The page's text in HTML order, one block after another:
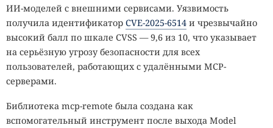
ИИ-моделей с внешними сервисами. Уязвимость
получила идентификатор CVE-2025-6514 и чрезвычайно
высокий балл по шкале CVSS — 9,6 из 10, что указывает
на серьёзную угрозу безопасности для всех
пользователей, работающих с удалёнными MCP-
серверами.
Библиотека mcp-remote была создана как
вспомогательный инструмент после выхода Model